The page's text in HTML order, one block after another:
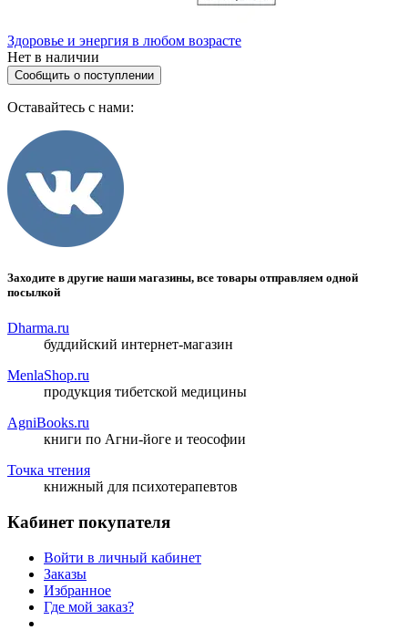
Здоровье и энергия в любом возрасте
Нет в наличии
Сообщить о поступлении
Оставайтесь с нами:
Заходите в другие наши магазины, все товары отправляем одной
посылкой
Dharma.ru
буддийский интернет-магазин
MenlaShop.ru
продукция тибетской медицины
AgniBooks.ru
книги по Агни-йоге и теософии
Точка чтения
книжный для психотерапевтов
Кабинет покупателя
Войти в личный кабинет
Заказы
Избранное
Где мой заказ?